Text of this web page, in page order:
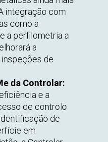
integração com
como a
a perfilometria a
a
de
da Controlar:
e a
de controlo
de
em